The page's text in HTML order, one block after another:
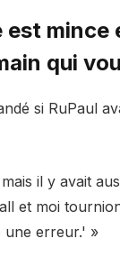
mince
qui
si RuPaul
il y avait
et moi
une erreur.' »